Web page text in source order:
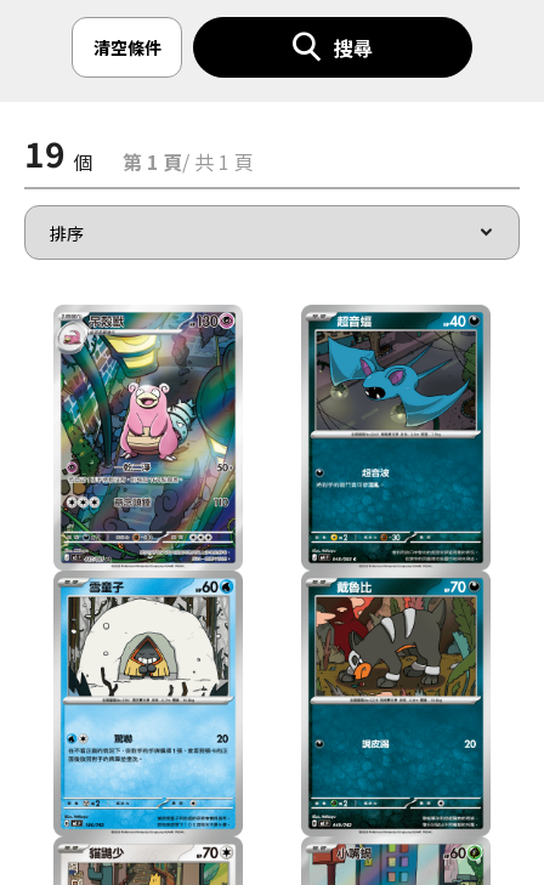
清空條件 搜尋
19 個 第 1 頁/ 共 1 頁